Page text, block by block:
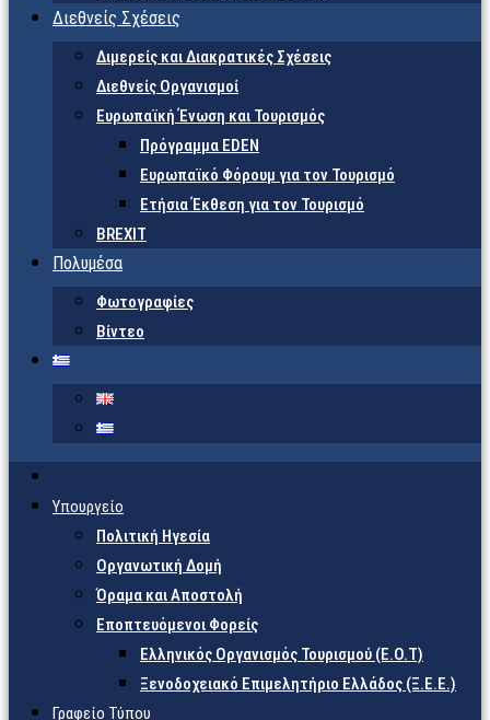
Διεθνείς Σχέσεις
Διμερείς και Διακρατικές Σχέσεις
Διεθνείς Οργανισμοί
Ευρωπαϊκή Ένωση και Τουρισμός
Πρόγραμμα EDEN
Ευρωπαϊκό Φόρουμ για τον Τουρισμό
Ετήσια Έκθεση για τον Τουρισμό
BREXIT
Πολυμέσα
Φωτογραφίες
Βίντεο
Υπουργείο
Πολιτική Ηγεσία
Οργανωτική Δομή
Όραμα και Αποστολή
Εποπτευόμενοι Φορείς
Eλληνικός Οργανισμός Τουρισμού (Ε.Ο.Τ)
Ξενοδοχειακό Επιμελητήριο Ελλάδος (Ξ.Ε.Ε.)
Γραφείο Τύπου